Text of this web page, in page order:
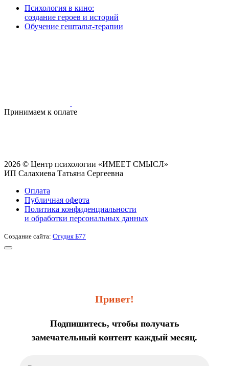
Психология в кино:
создание героев и историй
Обучение гештальт-терапии
Принимаем к оплате
2026 © Центр психологии «ИМЕЕТ СМЫСЛ»
ИП Салахиева Татьяна Сергеевна
Оплата
Публичная оферта
Политика конфиденциальности
и обработки персональных данных
Создание сайта: Студия Б77
Привет!
Подпишитесь, чтобы получать
замечательный контент каждый месяц.